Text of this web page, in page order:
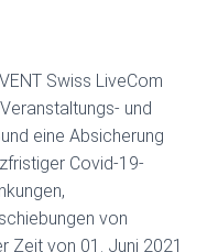
Swiss LiveCom
und
eine Absicherung
Covid-19-
von
Zeit von 01. Juni 2021